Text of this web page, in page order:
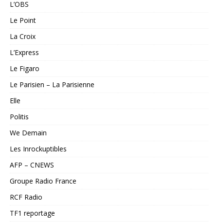
L’OBS
Le Point
La Croix
L’Express
Le Figaro
Le Parisien – La Parisienne
Elle
Politis
We Demain
Les Inrockuptibles
AFP – CNEWS
Groupe Radio France
RCF Radio
TF1 reportage